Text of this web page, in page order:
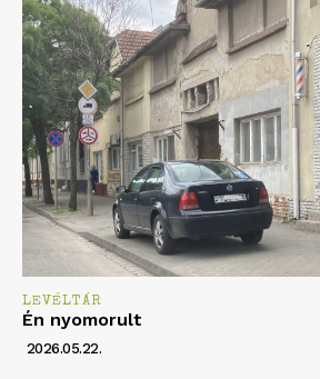
LEVÉLTÁR
Én nyomorult
2026.05.22.